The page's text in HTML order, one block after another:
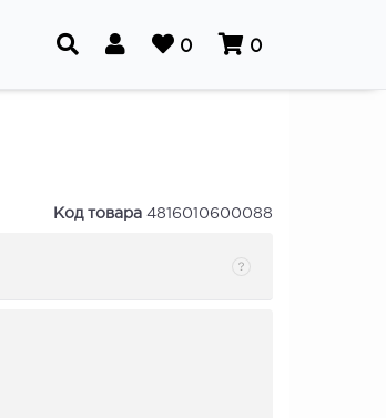
0 0
Код товара 4816010600088